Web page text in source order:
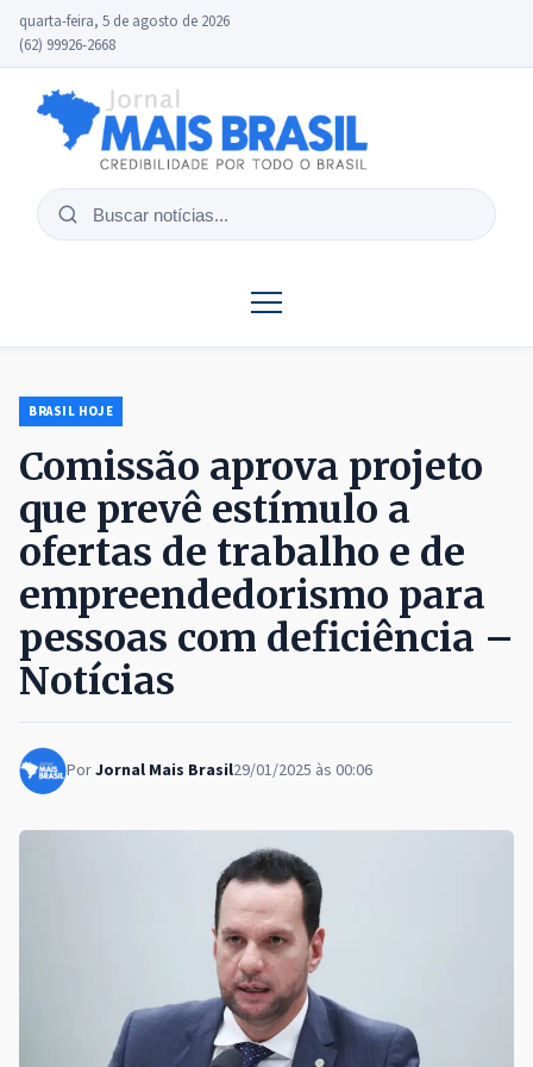
quarta-feira, 5 de agosto de 2026
(62) 99926-2668
Buscar
BRASIL HOJE
Comissão aprova projeto
que prevê estímulo a
ofertas de trabalho e de
empreendedorismo para
pessoas com deficiência –
Notícias
PorJornal Mais Brasil29/01/2025 às 00:06